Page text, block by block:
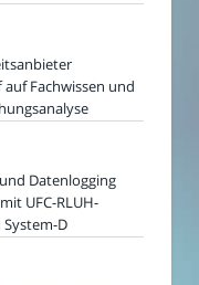
Fachwissen und
Datenlogging
UFC-RLUH-
D